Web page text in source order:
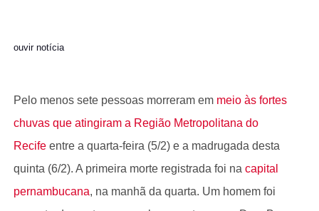
ouvir notícia
Pelo menos sete pessoas morreram em meio às fortes
chuvas que atingiram a Região Metropolitana do
Recife entre a quarta-feira (5/2) e a madrugada desta
quinta (6/2). A primeira morte registrada foi na capital
pernambucana, na manhã da quarta. Um homem foi